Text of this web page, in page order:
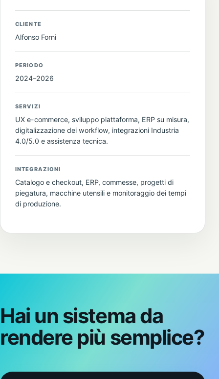
CLIENTE
Alfonso Forni
PERIODO
2024–2026
SERVIZI
UX e-commerce, sviluppo piattaforma, ERP su misura,
digitalizzazione dei workflow, integrazioni Industria
4.0/5.0 e assistenza tecnica.
INTEGRAZIONI
Catalogo e checkout, ERP, commesse, progetti di
piegatura, macchine utensili e monitoraggio dei tempi
di produzione.
Hai un sistema da
rendere più semplice?